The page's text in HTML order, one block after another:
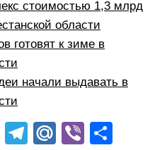
стоимостью 1,3 млрд
области
готовят к зиме в
начали выдавать в
O
T
M Vi